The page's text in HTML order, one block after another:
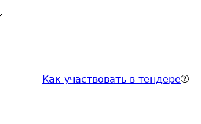
Как участвовать в тендере